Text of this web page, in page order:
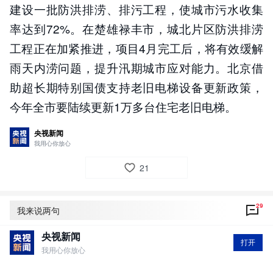
建设一批防洪排涝、排污工程，使城市污水收集
率达到72%。在楚雄禄丰市，城北片区防洪排涝
工程正在加紧推进，项目4月完工后，将有效缓解
雨天内涝问题，提升汛期城市应对能力。北京借
助超长期特别国债支持老旧电梯设备更新政策，
今年全市要陆续更新1万多台住宅老旧电梯。
央视新闻
我用心你放心
21
评论29
海底两百斤 1
我来说两句 29
央视新闻
我用心你放心
打开